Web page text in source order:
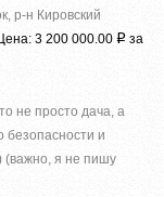
р-н Кировский
3 200 000.00 Р за
не просто дача, а
безопасности и
(важно, я не пишу